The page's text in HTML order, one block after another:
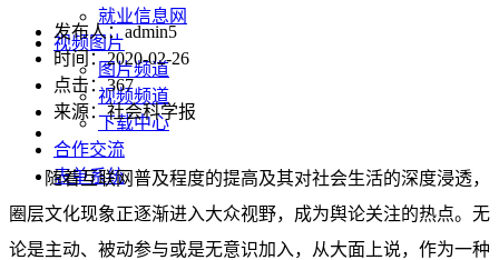
就业信息网
视频图片
图片频道
视频频道
下载中心
合作交流
表单系统
发布人：admin5
时间：2020-02-26
点击：367
来源：社会科学报
随着互联网普及程度的提高及其对社会生活的深度浸透，
圈层文化现象正逐渐进入大众视野，成为舆论关注的热点。无
论是主动、被动参与或是无意识加入，从大面上说，作为一种